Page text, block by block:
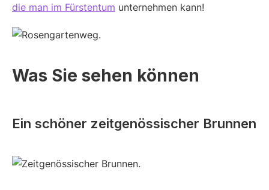
die man im Fürstentum unternehmen kann!
Was Sie sehen können
Ein schöner zeitgenössischer Brunnen